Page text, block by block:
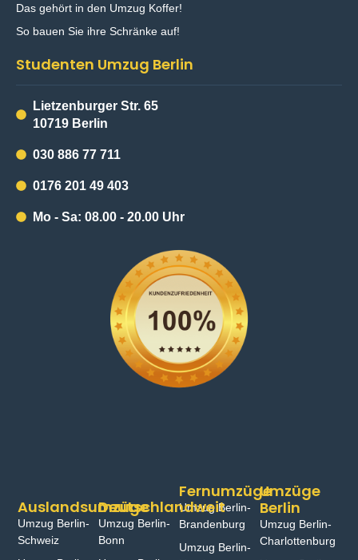
Das gehört in den Umzug Koffer!
So bauen Sie ihre Schränke auf!
Studenten Umzug Berlin
Lietzenburger Str. 65
10719 Berlin
030 886 77 711
0176 201 49 403
Mo - Sa: 08.00 - 20.00 Uhr
Umzüge
Berlin
Umzug Berlin-
Charlottenburg
Fernumzüge
Umzug Berlin-
Brandenburg
Umzug Berlin-
Deutschlandweit
Umzug Berlin-
Bonn⁠
Auslandsumzüge
Umzug Berlin-
Schweiz